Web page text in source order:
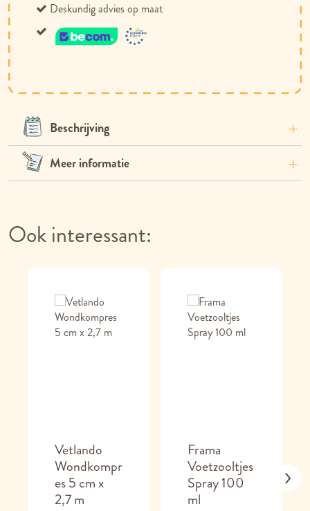
Deskundig advies op maat
Beschrijving
Meer informatie
Ook interessant:
Vetlando
Wondkompr
es 5 cm x
2,7 m
Frama
Voetzooltjes
Spray 100
ml